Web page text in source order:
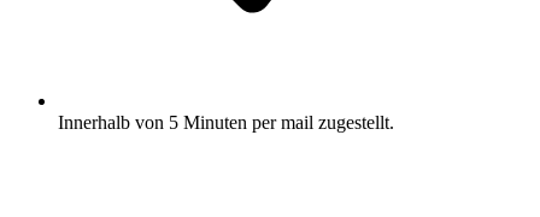
Innerhalb von 5 Minuten per mail zugestellt.